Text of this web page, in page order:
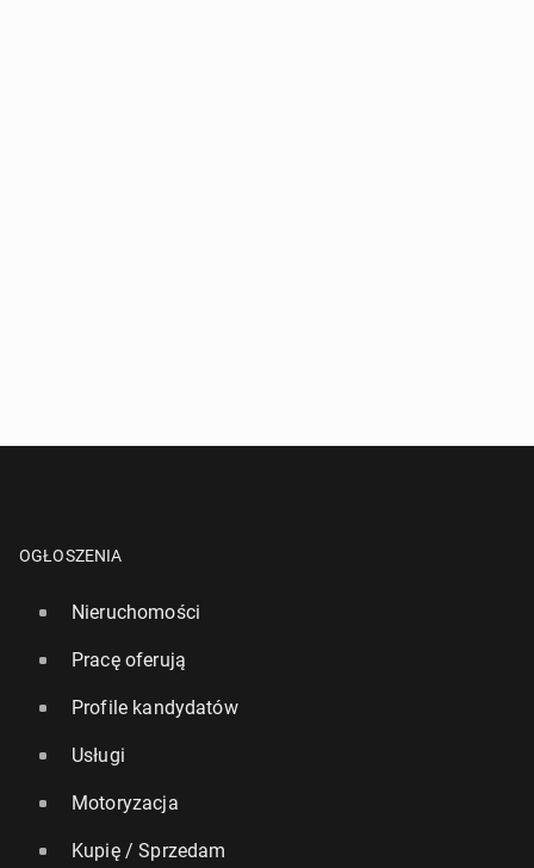
OGŁOSZENIA
Nieruchomości
Pracę oferują
Profile kandydatów
Usługi
Motoryzacja
Kupię / Sprzedam